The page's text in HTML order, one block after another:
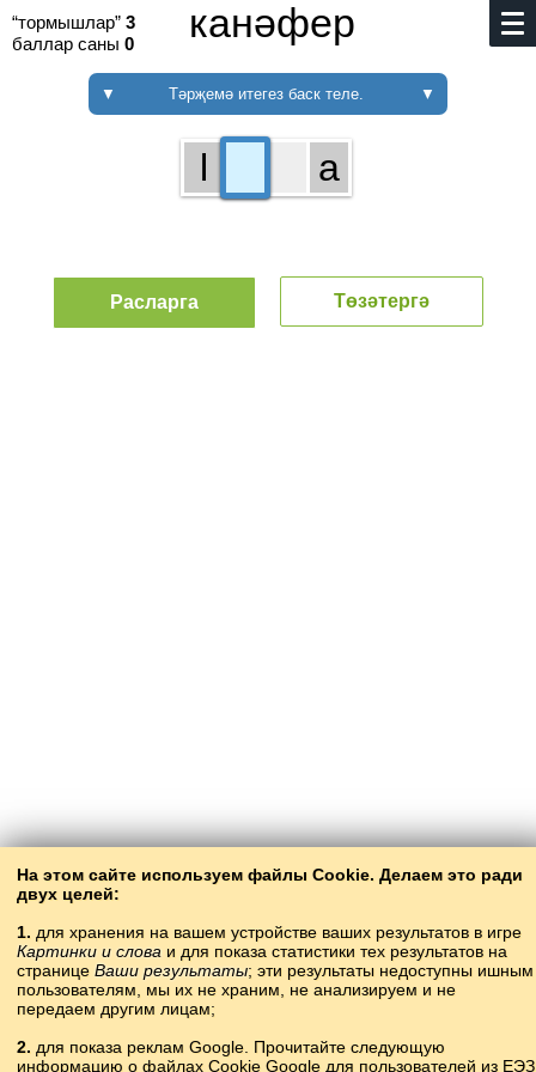
“тормышлар” 3
баллар саны 0 канәфер
▼ Тәрҗемә итегез баск теле. ▼
На этом сайте используем файлы Cookie. Делаем это ради
двух целей:
1. для хранения на вашем устройстве ваших результатов в игре
Картинки и слова и для показа статистики тех результатов на
странице Ваши результаты; эти результаты недоступны ишным
пользователям, мы их не храним, не анализируем и не
передаем другим лицам;
2. для показа реклам Google. Прочитайте следующую
информацию о файлах Cookie Google для пользователей из ЕЭЗ